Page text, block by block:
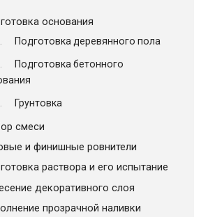
основания
Подготовка деревянного пола
Подготовка бетонного
Грунтовка
смеси
и финишные ровнители
раствора и его испытание
декоративного слоя
прозрачной наливки